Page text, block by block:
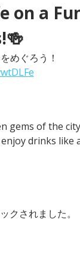
on a
めぐろう！
gems of the
drinks like
クされました。